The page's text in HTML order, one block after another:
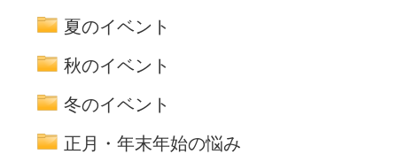
夏のイベント
秋のイベント
冬のイベント
正月・年末年始の悩み